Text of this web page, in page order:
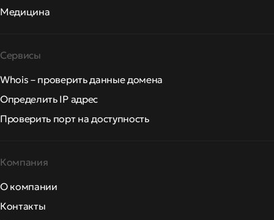
Медицина
Сервисы
Whois – проверить данные домена
Определить IP адрес
Проверить порт на доступность
Компания
О компании
Контакты